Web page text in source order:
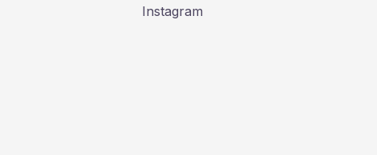
Instagram